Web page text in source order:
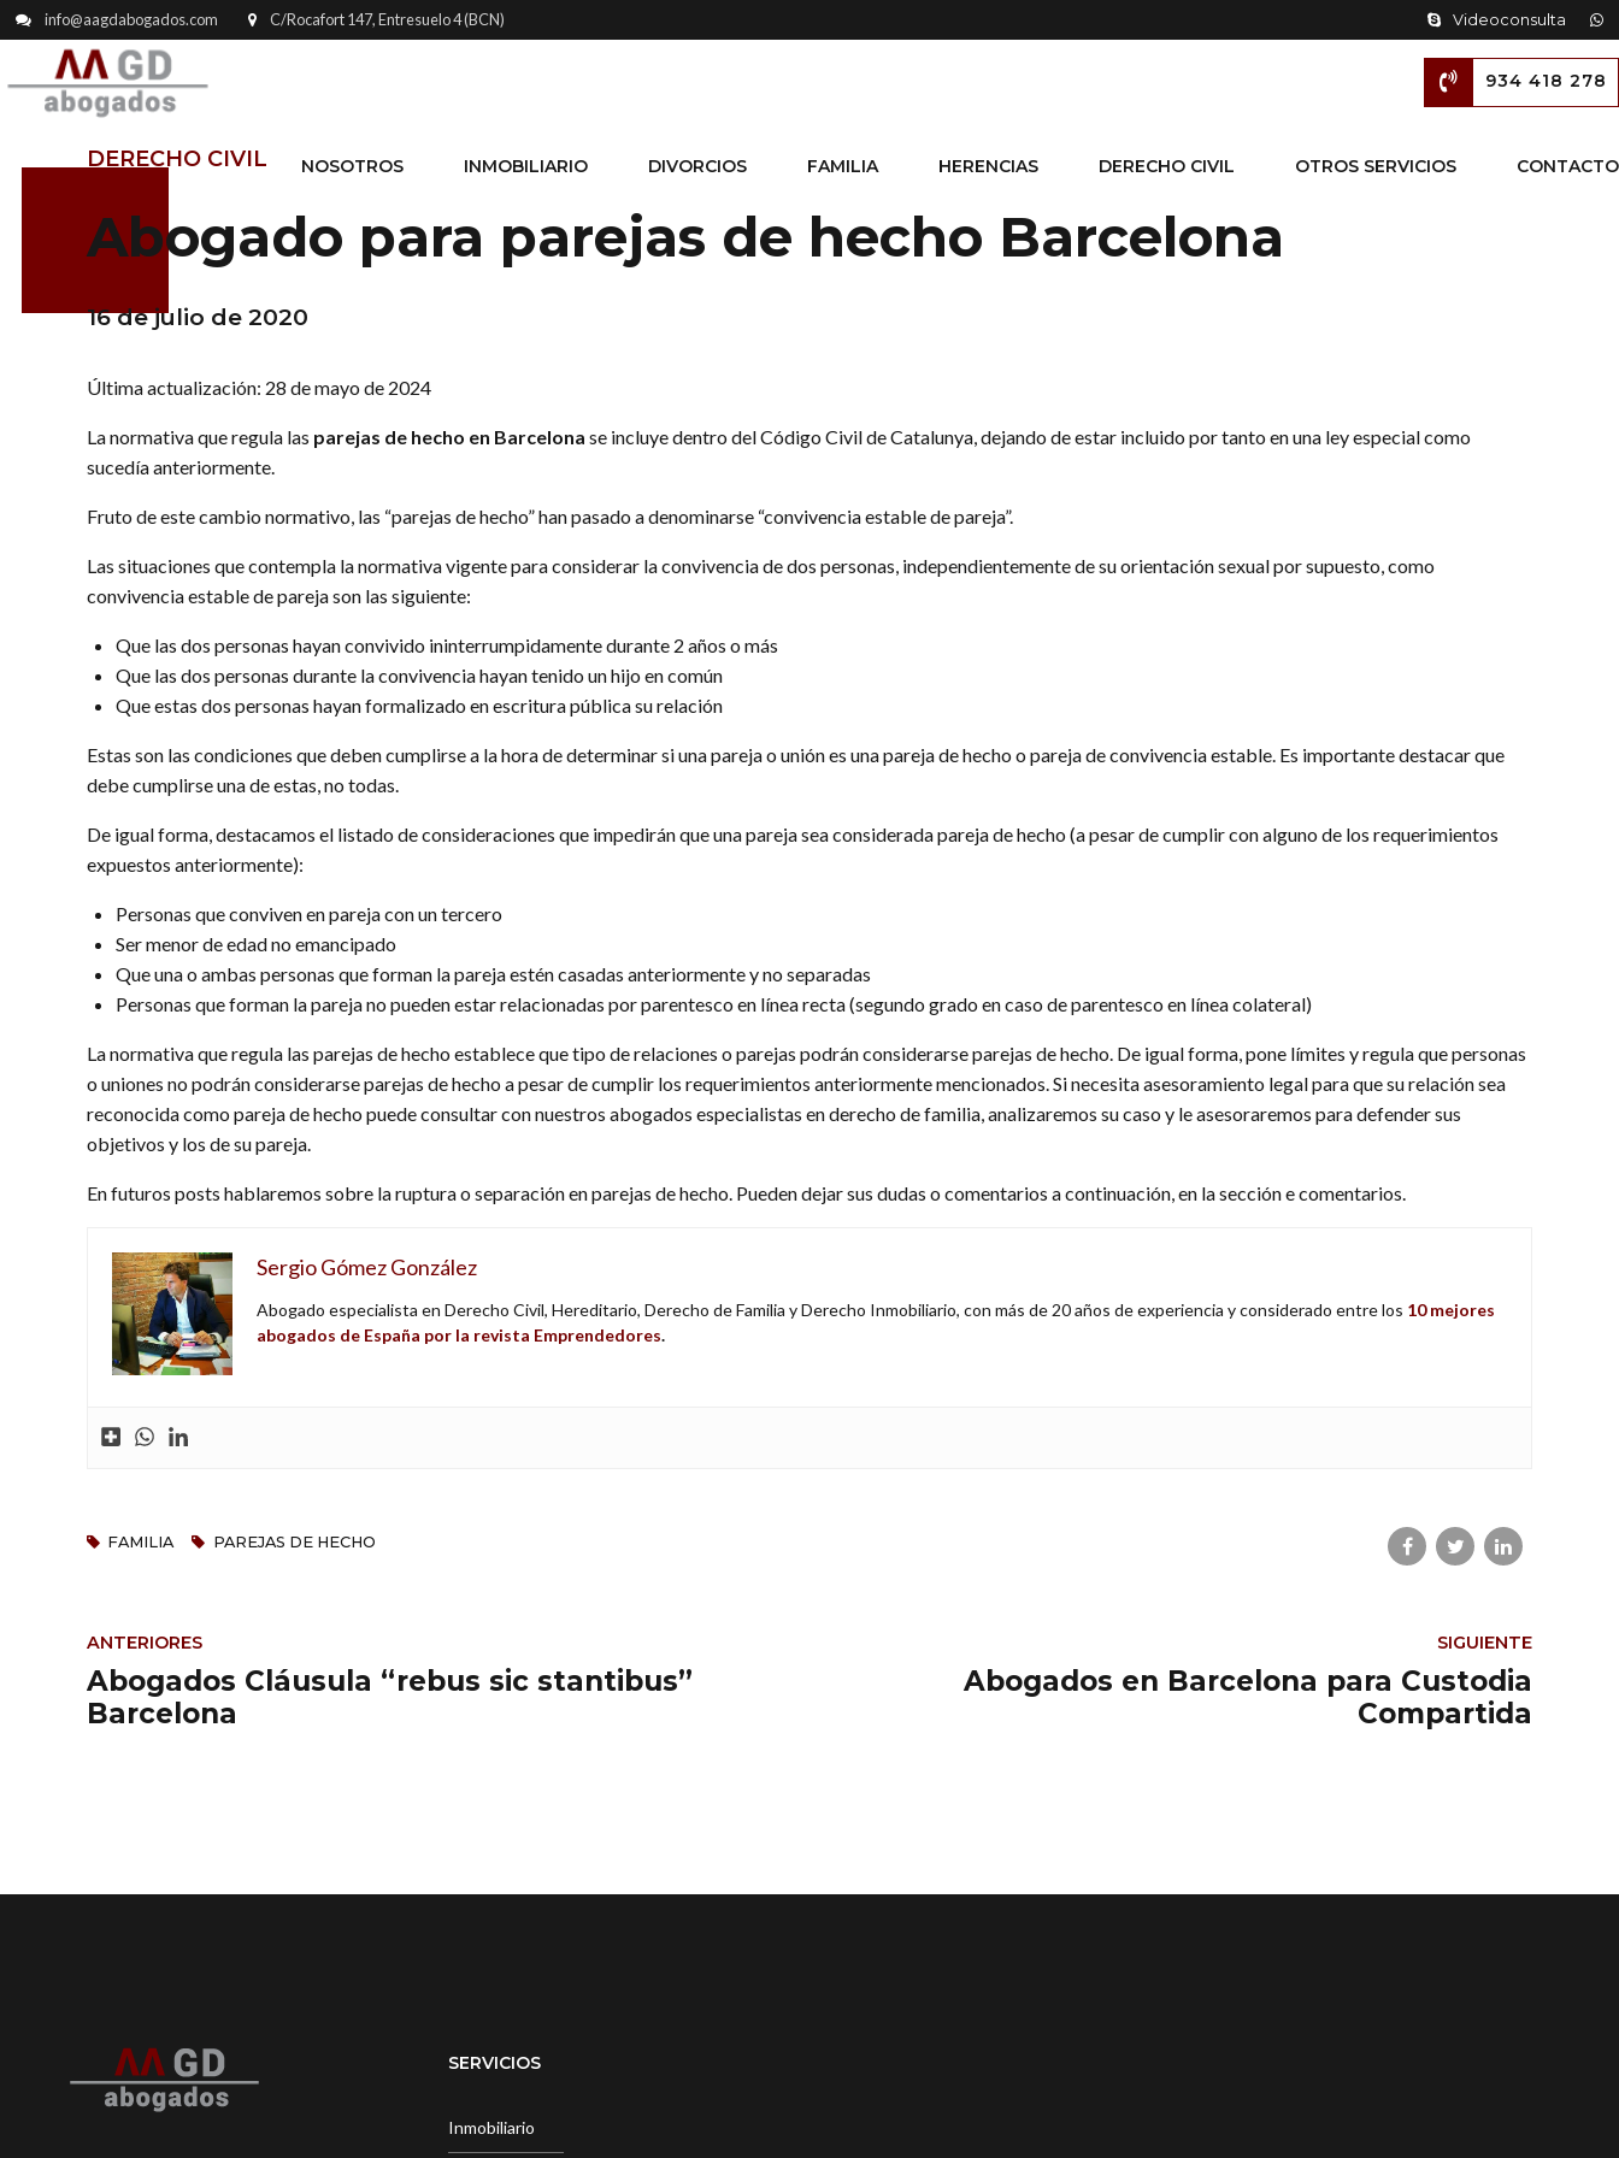
info@aagdabogados.com C/Rocafort 147, Entresuelo 4 (BCN) Videoconsulta
934 418 278
NOSOTROS INMOBILIARIO DIVORCIOS FAMILIA HERENCIAS DERECHO CIVIL OTROS SERVICIOS CONTACTO
DERECHO CIVIL
Abogado para parejas de hecho Barcelona
16 de julio de 2020
Última actualización: 28 de mayo de 2024
La normativa que regula las parejas de hecho en Barcelona se incluye dentro del Código Civil de Catalunya, dejando de estar incluido por tanto en una ley especial como
sucedía anteriormente.
Fruto de este cambio normativo, las “parejas de hecho” han pasado a denominarse “convivencia estable de pareja”.
Las situaciones que contempla la normativa vigente para considerar la convivencia de dos personas, independientemente de su orientación sexual por supuesto, como
convivencia estable de pareja son las siguiente:
Que las dos personas hayan convivido ininterrumpidamente durante 2 años o más
Que las dos personas durante la convivencia hayan tenido un hijo en común
Que estas dos personas hayan formalizado en escritura pública su relación
Estas son las condiciones que deben cumplirse a la hora de determinar si una pareja o unión es una pareja de hecho o pareja de convivencia estable. Es importante destacar que
debe cumplirse una de estas, no todas.
De igual forma, destacamos el listado de consideraciones que impedirán que una pareja sea considerada pareja de hecho (a pesar de cumplir con alguno de los requerimientos
expuestos anteriormente):
Personas que conviven en pareja con un tercero
Ser menor de edad no emancipado
Que una o ambas personas que forman la pareja estén casadas anteriormente y no separadas
Personas que forman la pareja no pueden estar relacionadas por parentesco en línea recta (segundo grado en caso de parentesco en línea colateral)
La normativa que regula las parejas de hecho establece que tipo de relaciones o parejas podrán considerarse parejas de hecho. De igual forma, pone límites y regula que personas
o uniones no podrán considerarse parejas de hecho a pesar de cumplir los requerimientos anteriormente mencionados. Si necesita asesoramiento legal para que su relación sea
reconocida como pareja de hecho puede consultar con nuestros abogados especialistas en derecho de familia, analizaremos su caso y le asesoraremos para defender sus
objetivos y los de su pareja.
En futuros posts hablaremos sobre la ruptura o separación en parejas de hecho. Pueden dejar sus dudas o comentarios a continuación, en la sección e comentarios.
Sergio Gómez González
Abogado especialista en Derecho Civil, Hereditario, Derecho de Familia y Derecho Inmobiliario, con más de 20 años de experiencia y considerado entre los 10 mejores
abogados de España por la revista Emprendedores.
FAMILIA PAREJAS DE HECHO
ANTERIORES
Abogados Cláusula “rebus sic stantibus”
Barcelona
SIGUIENTE
Abogados en Barcelona para Custodia
Compartida
SERVICIOS
Inmobiliario